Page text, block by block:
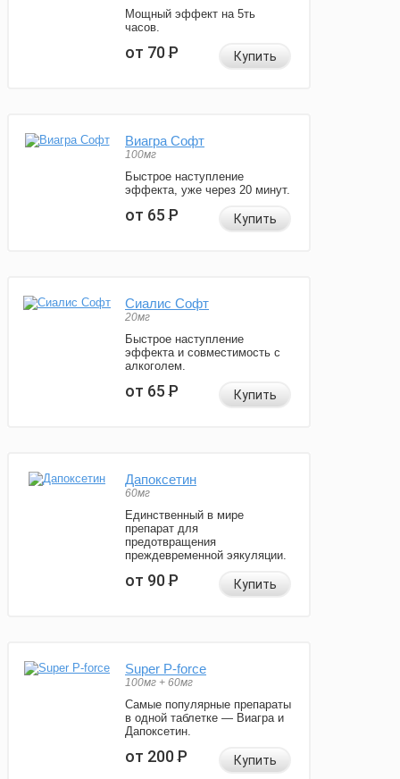
Мощный эффект на 5ть
часов.
от 70Р Купить
Виагра Софт
100мг
Быстрое наступление
эффекта, уже через 20 минут.
от 65Р Купить
Сиалис Софт
20мг
Быстрое наступление
эффекта и совместимость с
алкоголем.
от 65Р Купить
Дапоксетин
60мг
Единственный в мире
препарат для
предотвращения
преждевременной эякуляции.
от 90Р Купить
Super P-force
100мг + 60мг
Самые популярные препараты
в одной таблетке — Виагра и
Дапоксетин.
от 200Р Купить